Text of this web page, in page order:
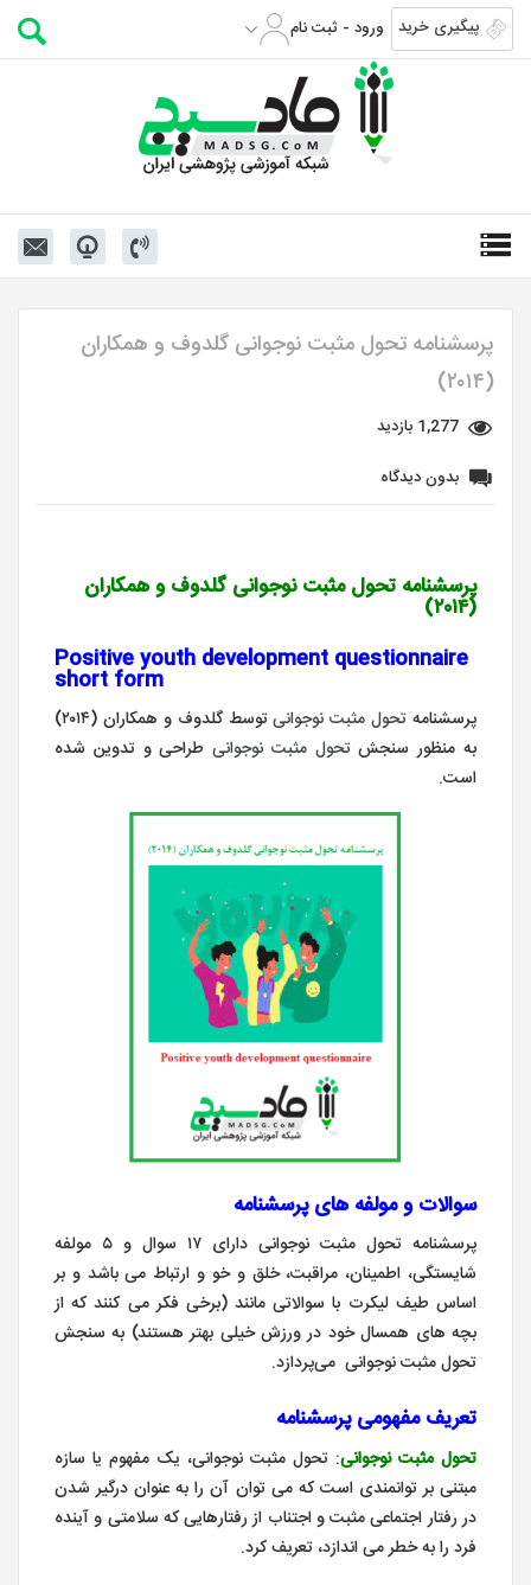
پیگیری خرید ورود - ثبت نام
پرسشنامه تحول مثبت نوجوانی گلدوف و همکاران
(۲۰۱۴)
1,277 بازدید
بدون دیدگاه
پرسشنامه تحول مثبت نوجوانی گلدوف و همکاران
(۲۰۱۴)
Positive youth development questionnaire
short form
پرسشنامه تحول مثبت نوجوانی
توسط گلدوف و همکاران (۲۰۱۴)
به منظور سنجش تحول مثبت نوجوانیطراحی و تدوین شده
است.
سوالات و مولفه های پرسشنامه
پرسشنامه تحول مثبت نوجوانی دارای ۱۷ سوال و ۵ مولفه
شایستگی، اطمینان، مراقبت، خلق و خو و ارتباط می باشد و بر
اساس طیف لیکرت با سوالاتی مانند (برخی فکر می کنند که از
بچه های همسال خود در ورزش خیلی بهتر هستند) به سنجش
تحول مثبت نوجوانی می‌پردازد.
تعریف مفهومی پرسشنامه
تحول مثبت نوجوانی: تحول مثبت نوجوانی، یک مفهوم یا سازه
مبتنی بر توانمندی است که می توان آن را به عنوان درگیر شدن
در رفتار اجتماعی مثبت و اجتناب از رفتارهایی که سلامتی و آینده
فرد را به خطر می اندازد، تعریف کرد.